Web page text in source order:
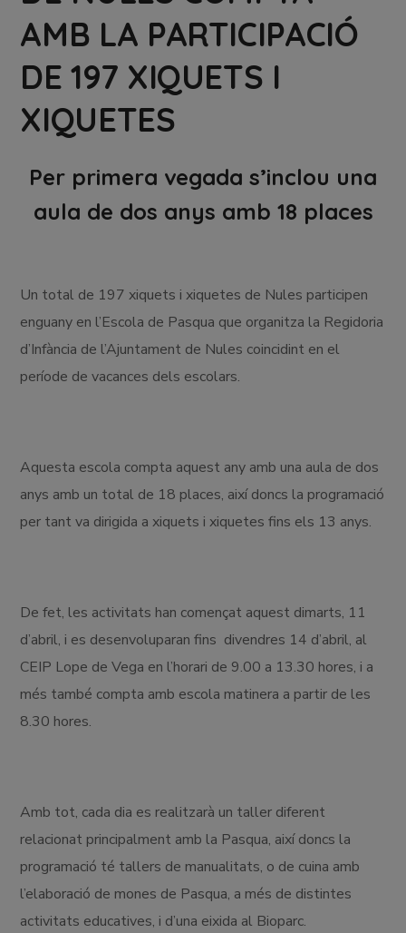
AMB LA PARTICIPACIÓ
DE 197 XIQUETS I
XIQUETES
Per primera vegada s’inclou una
aula de dos anys amb 18 places
Un total de 197 xiquets i xiquetes de Nules participen
enguany en l’Escola de Pasqua que organitza la Regidoria
d’Infància de l’Ajuntament de Nules coincidint en el
període de vacances dels escolars.
Aquesta escola compta aquest any amb una aula de dos
anys amb un total de 18 places, així doncs la programació
per tant va dirigida a xiquets i xiquetes fins els 13 anys.
De fet, les activitats han començat aquest dimarts, 11
d’abril, i es desenvoluparan fins divendres 14 d’abril, al
CEIP Lope de Vega en l’horari de 9.00 a 13.30 hores, i a
més també compta amb escola matinera a partir de les
8.30 hores.
Amb tot, cada dia es realitzarà un taller diferent
relacionat principalment amb la Pasqua, així doncs la
programació té tallers de manualitats, o de cuina amb
l’elaboració de mones de Pasqua, a més de distintes
activitats educatives, i d’una eixida al Bioparc.